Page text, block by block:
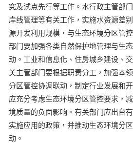
究及试点先行等工作。水行政主管部
岸线管理等有关工作，实施水资源差
源开发利用规模，与生态环境分区管
部门要加强各类自然保护地管理与生
动。工业和信息化、住房城乡建设、
关主管部门要根据职责分工，加强本
分区管控协调联动，制定行业发展和
应充分考虑生态环境分区管控要求，
境质量的负面影响。有关部门应出台
实施应用的政策，并推动生态环境分
动。